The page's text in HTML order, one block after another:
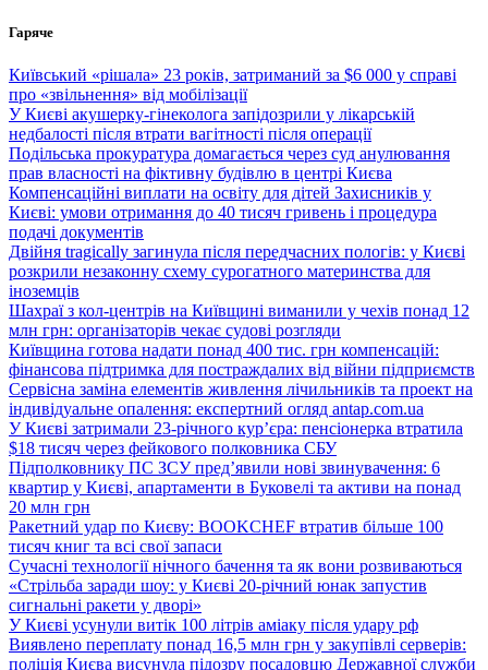
Перейти
вмісту
Гаряче
Київський «рішала» 23 років, затриманий за $6 000 у справі
про «звільнення» від мобілізації
У Києві акушерку-гінеколога запідозрили у лікарській
недбалості після втрати вагітності після операції
Подільська прокуратура домагається через суд анулювання
прав власності на фіктивну будівлю в центрі Києва
Компенсаційні виплати на освіту для дітей Захисників у
Києві: умови отримання до 40 тисяч гривень і процедура
подачі документів
Двійня tragically загинула після передчасних пологів: у Києві
розкрили незаконну схему сурогатного материнства для
іноземців
Шахраї з кол-центрів на Київщині виманили у чехів понад 12
млн грн: організаторів чекає судові розгляди
Київщина готова надати понад 400 тис. грн компенсацій:
фінансова підтримка для постраждалих від війни підприємств
Сервісна заміна елементів живлення лічильників та проект на
індивідуальне опалення: експертний огляд antap.com.ua
У Києві затримали 23-річного кур’єра: пенсіонерка втратила
$18 тисяч через фейкового полковника СБУ
Підполковнику ПС ЗСУ пред’явили нові звинувачення: 6
квартир у Києві, апартаменти в Буковелі та активи на понад
20 млн грн
Ракетний удар по Києву: BOOKCHEF втратив більше 100
тисяч книг та всі свої запаси
Сучасні технології нічного бачення та як вони розвиваються
«Стрільба заради шоу: у Києві 20-річний юнак запустив
сигнальні ракети у дворі»
У Києві усунули витік 100 літрів аміаку після удару рф
Виявлено переплату понад 16,5 млн грн у закупівлі серверів:
поліція Києва висунула підозру посадовцю Державної служби